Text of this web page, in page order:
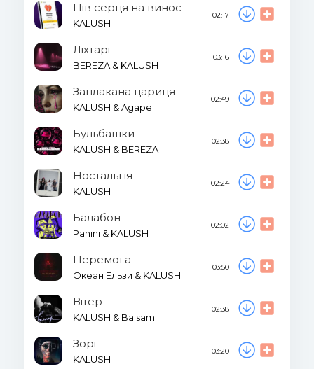
Пів серця на винос
KALUSH
02:17
Ліхтарі
BEREZA & KALUSH
03:16
Заплакана цариця
KALUSH & Agape
02:49
Бульбашки
KALUSH & BEREZA
02:38
Ностальгія
KALUSH
02:24
Балабон
Panini & KALUSH
02:02
Перемога
Океан Ельзи & KALUSH
03:50
Вітер
KALUSH & Balsam
02:38
Зорi
KALUSH
03:20